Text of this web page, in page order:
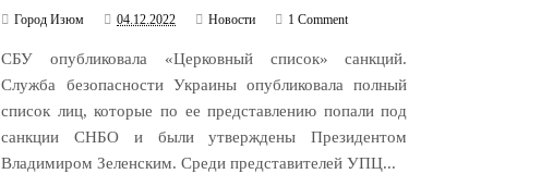
Город Изюм 04.12.2022 Новости 1 Comment
СБУ опубликовала «Церковный список» санкций.
Служба безопасности Украины опубликовала полный
список лиц, которые по ее представлению попали под
санкции СНБО и были утверждены Президентом
Владимиром Зеленским. Среди представителей УПЦ...